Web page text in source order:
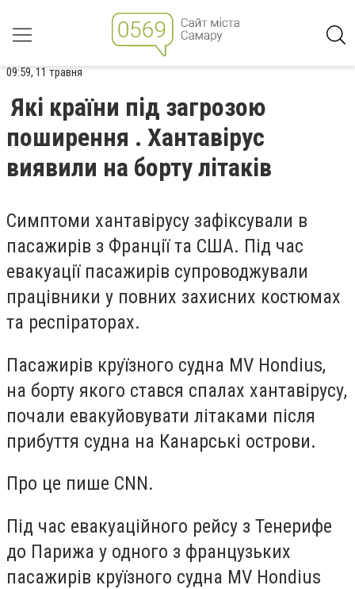
09:59, 11 травня
Які країни під загрозою
поширення . Хантавірус
виявили на борту літаків
Симптоми хантавірусу зафіксували в
пасажирів з Франції та США. Під час
евакуації пасажирів супроводжували
працівники у повних захисних костюмах
та респіраторах.
Пасажирів круїзного судна MV Hondius,
на борту якого стався спалах хантавірусу,
почали евакуйовувати літаками після
прибуття судна на Канарські острови.
Про це пише CNN.
Під час евакуаційного рейсу з Тенерифе
до Парижа у одного з французьких
пасажирів круїзного судна MV Hondius